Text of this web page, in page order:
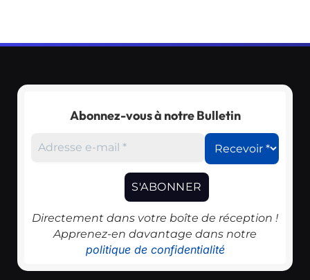
Abonnez-vous à notre Bulletin
Directement dans votre boîte de réception !
Apprenez-en davantage dans notre
politique de confidentialité